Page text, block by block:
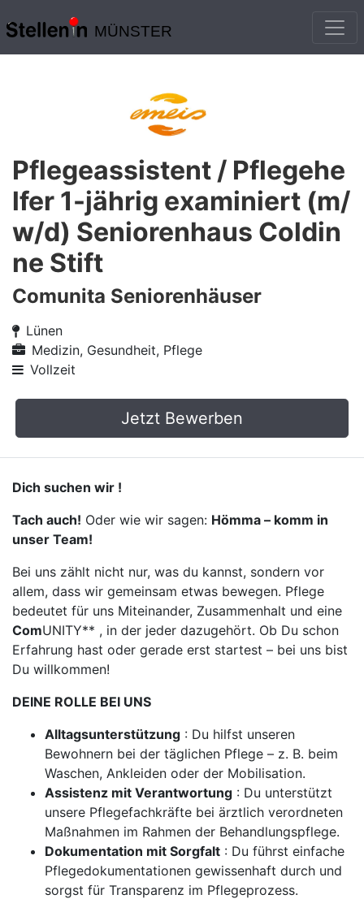
MÜNSTER
Pflegeassistent / Pflegehe
lfer 1-jährig examiniert (m/
w/d) Seniorenhaus Coldin
ne Stift
Comunita Seniorenhäuser
Lünen
Medizin, Gesundheit, Pflege
Vollzeit
Jetzt Bewerben
Dich suchen wir !
Tach auch! Oder wie wir sagen: Hömma – komm in
unser Team!
Bei uns zählt nicht nur, was du kannst, sondern vor
allem, dass wir gemeinsam etwas bewegen. Pflege
bedeutet für uns Miteinander, Zusammenhalt und eine
ComUNITY** , in der jeder dazugehört. Ob Du schon
Erfahrung hast oder gerade erst startest – bei uns bist
Du willkommen!
DEINE ROLLE BEI UNS
Alltagsunterstützung : Du hilfst unseren
Bewohnern bei der täglichen Pflege – z. B. beim
Waschen, Ankleiden oder der Mobilisation.
Assistenz mit Verantwortung : Du unterstützt
unsere Pflegefachkräfte bei ärztlich verordneten
Maßnahmen im Rahmen der Behandlungspflege.
Dokumentation mit Sorgfalt : Du führst einfache
Pflegedokumentationen gewissenhaft durch und
sorgst für Transparenz im Pflegeprozess.